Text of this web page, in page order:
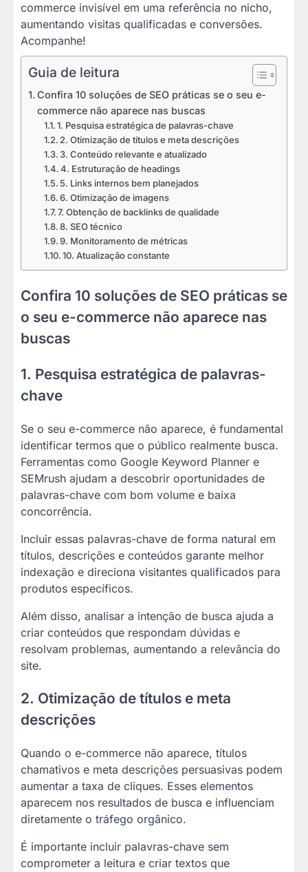
commerce invisível em uma referência no nicho,
aumentando visitas qualificadas e conversões.
Acompanhe!
Guia de leitura
Confira 10 soluções de SEO práticas se o seu e-
commerce não aparece nas buscas
1. Pesquisa estratégica de palavras-chave
2. Otimização de títulos e meta descrições
3. Conteúdo relevante e atualizado
4. Estruturação de headings
5. Links internos bem planejados
6. Otimização de imagens
7. Obtenção de backlinks de qualidade
8. SEO técnico
9. Monitoramento de métricas
10. Atualização constante
Confira 10 soluções de SEO práticas se
o seu e-commerce não aparece nas
buscas
1. Pesquisa estratégica de palavras-
chave
Se o seu e-commerce não aparece, é fundamental
identificar termos que o público realmente busca.
Ferramentas como Google Keyword Planner e
SEMrush ajudam a descobrir oportunidades de
palavras-chave com bom volume e baixa
concorrência.
Incluir essas palavras-chave de forma natural em
títulos, descrições e conteúdos garante melhor
indexação e direciona visitantes qualificados para
produtos específicos.
Além disso, analisar a intenção de busca ajuda a
criar conteúdos que respondam dúvidas e
resolvam problemas, aumentando a relevância do
site.
2. Otimização de títulos e meta
descrições
Quando o e-commerce não aparece, títulos
chamativos e meta descrições persuasivas podem
aumentar a taxa de cliques. Esses elementos
aparecem nos resultados de busca e influenciam
diretamente o tráfego orgânico.
É importante incluir palavras-chave sem
comprometer a leitura e criar textos que